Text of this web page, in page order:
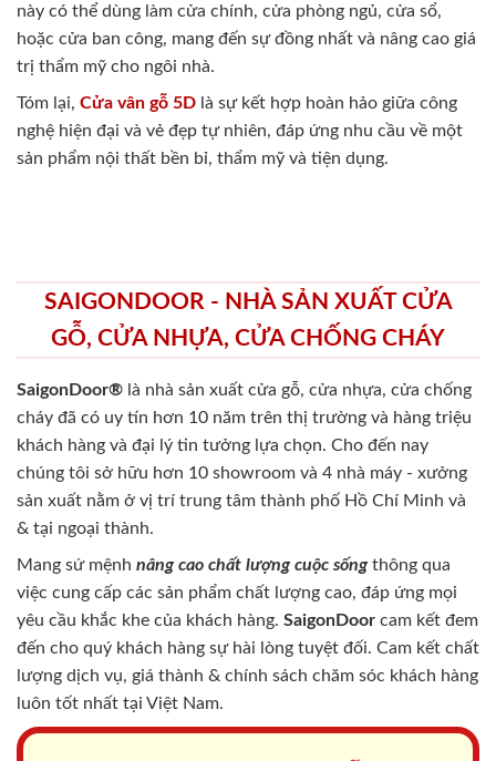
này có thể dùng làm cửa chính, cửa phòng ngủ, cửa sổ,
hoặc cửa ban công, mang đến sự đồng nhất và nâng cao giá
trị thẩm mỹ cho ngôi nhà.
Tóm lại, Cửa vân gỗ 5D là sự kết hợp hoàn hảo giữa công
nghệ hiện đại và vẻ đẹp tự nhiên, đáp ứng nhu cầu về một
sản phẩm nội thất bền bỉ, thẩm mỹ và tiện dụng.
SAIGONDOOR - NHÀ SẢN XUẤT CỬA
GỖ, CỬA NHỰA, CỬA CHỐNG CHÁY
SaigonDoor® là nhà sản xuất cửa gỗ, cửa nhựa, cửa chống
cháy đã có uy tín hơn 10 năm trên thị trường và hàng triệu
khách hàng và đại lý tin tưởng lựa chọn. Cho đến nay
chúng tôi sở hữu hơn 10 showroom và 4 nhà máy - xưởng
sản xuất nằm ở vị trí trung tâm thành phố Hồ Chí Minh và
& tại ngoại thành.
Mang sứ mệnh nâng cao chất lượng cuộc sốngthông qua
việc cung cấp các sản phẩm chất lượng cao, đáp ứng mọi
yêu cầu khắc khe của khách hàng. SaigonDoor cam kết đem
đến cho quý khách hàng sự hài lòng tuyệt đối. Cam kết chất
lượng dịch vụ, giá thành & chính sách chăm sóc khách hàng
luôn tốt nhất tại Việt Nam.